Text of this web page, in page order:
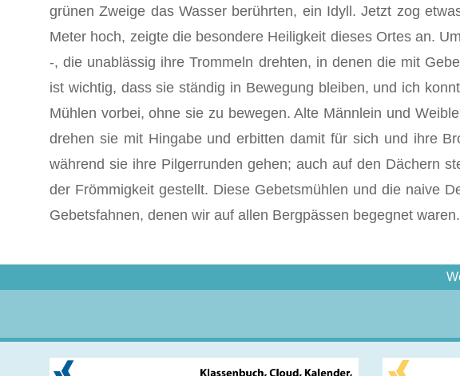
grünen Zweige das Wasser berührten, ein Idyll. Jetzt zog
Meter hoch, zeigte die besondere Heiligkeit dieses Ortes an.
-, die unablässig ihre Trommeln drehten, in denen die mit
ist wichtig, dass sie ständig in Bewegung bleiben, und ich
Mühlen vorbei, ohne sie zu bewegen. Alte Männlein und
drehen sie mit Hingabe und erbitten damit für sich und ihre
während sie ihre Pilgerrunden gehen; auch auf den Dächern
der Frömmigkeit gestellt. Diese Gebetsmühlen und die naive
Gebetsfahnen, denen wir auf allen Bergpässen begegnet